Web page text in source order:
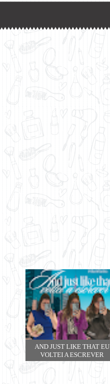
AND JUST LIKE THAT EU
VOLTEI A ESCREVER